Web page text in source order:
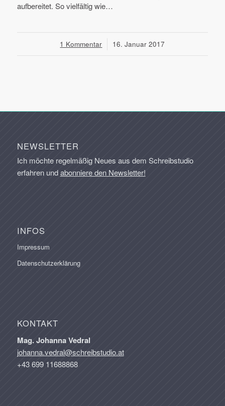
aufbereitet. So vielfältig wie…
1 Kommentar
/ 16. Januar 2017
NEWSLETTER
Ich möchte regelmäßig Neues aus dem Schreibstudio
erfahren undabonniere den Newsletter!
INFOS
Impressum
Datenschutzerklärung
KONTAKT
Mag. Johanna Vedral
johanna.vedral@schreibstudio.at
+43 699 11688868